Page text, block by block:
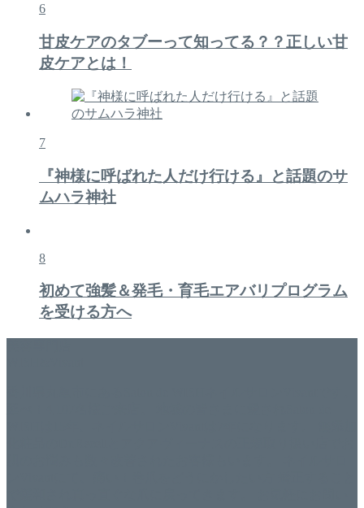
6
甘皮ケアのタブーって知ってる？？正しい甘
皮ケアとは！
7
『神様に呼ばれた人だけ行ける』と話題のサ
ムハラ神社
8
初めて強髪＆発毛・育毛エアバリプログラム
を受ける方へ